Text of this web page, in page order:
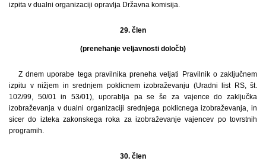
izpita v dualni organizaciji opravlja Državna komisija.
29. člen
(prenehanje veljavnosti določb)
Z dnem uporabe tega pravilnika preneha veljati Pravilnik o zaključnem
izpitu v nižjem in srednjem poklicnem izobraževanju (Uradni list RS, št.
102/99, 50/01 in 53/01), uporablja pa se še za vajence do zaključka
izobraževanja v dualni organizaciji srednjega poklicnega izobraževanja, in
sicer do izteka zakonskega roka za izobraževanje vajencev po tovrstnih
programih.
30. člen